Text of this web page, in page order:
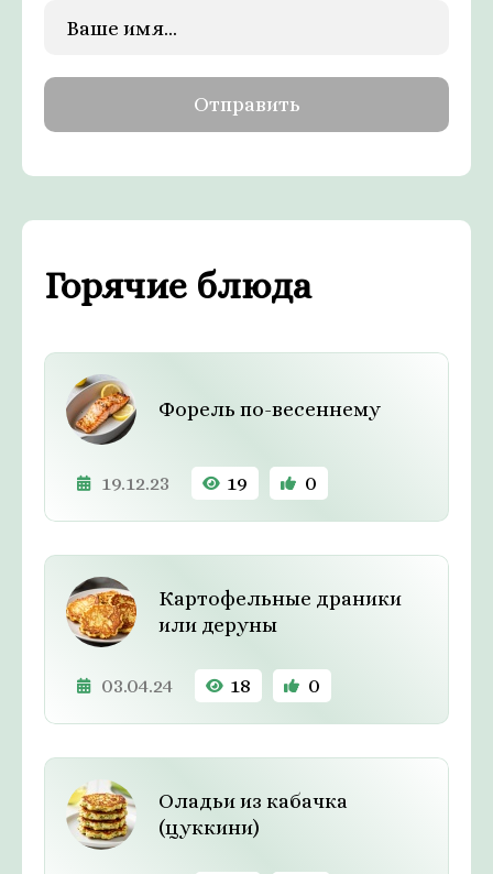
Горячие блюда
Форель по-весеннему
19.12.23 19 0
Картофельные драники
или деруны
03.04.24 18 0
Оладьи из кабачка
(цуккини)